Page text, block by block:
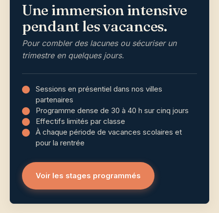
Une immersion intensive
pendant les vacances.
Pour combler des lacunes ou sécuriser un
trimestre en quelques jours.
Sessions en présentiel dans nos villes
partenaires
Programme dense de 30 à 40 h sur cinq jours
Effectifs limités par classe
À chaque période de vacances scolaires et
pour la rentrée
Voir les stages programmés